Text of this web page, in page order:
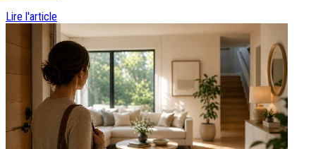
Lire l'article